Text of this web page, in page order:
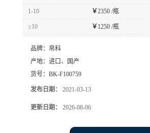
1-10 ￥2350 /瓶
≥10 ￥ 1250 /瓶
品牌： 帛科
产地： 进口、国产
货号： BK-F100759
发布日期： 2021-03-13
更新日期： 2026-08-06